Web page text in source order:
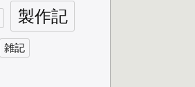
製作記
雑記